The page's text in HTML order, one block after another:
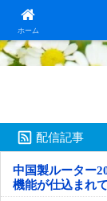
ホーム日本第一！
配信記事
中国製ルーター
機能が仕込まれ